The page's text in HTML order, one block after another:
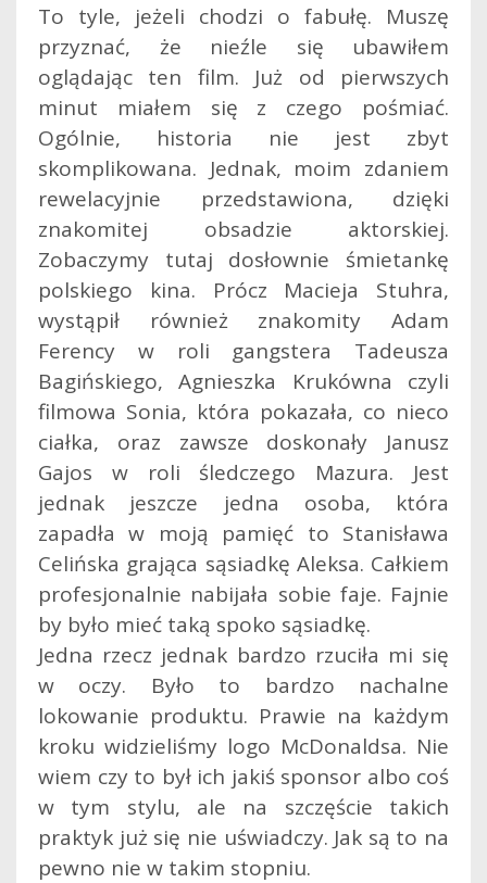
To tyle, jeżeli chodzi o fabułę. Muszę
przyznać, że nieźle się ubawiłem
oglądając ten film. Już od pierwszych
minut miałem się z czego pośmiać.
Ogólnie, historia nie jest zbyt
skomplikowana. Jednak, moim zdaniem
rewelacyjnie przedstawiona, dzięki
znakomitej obsadzie aktorskiej.
Zobaczymy tutaj dosłownie śmietankę
polskiego kina. Prócz Macieja Stuhra,
wystąpił również znakomity Adam
Ferency w roli gangstera Tadeusza
Bagińskiego, Agnieszka Krukówna czyli
filmowa Sonia, która pokazała, co nieco
ciałka, oraz zawsze doskonały Janusz
Gajos w roli śledczego Mazura. Jest
jednak jeszcze jedna osoba, która
zapadła w moją pamięć to Stanisława
Celińska grająca sąsiadkę Aleksa. Całkiem
profesjonalnie nabijała sobie faje. Fajnie
by było mieć taką spoko sąsiadkę.
Jedna rzecz jednak bardzo rzuciła mi się
w oczy. Było to bardzo nachalne
lokowanie produktu. Prawie na każdym
kroku widzieliśmy logo McDonaldsa. Nie
wiem czy to był ich jakiś sponsor albo coś
w tym stylu, ale na szczęście takich
praktyk już się nie uświadczy. Jak są to na
pewno nie w takim stopniu.